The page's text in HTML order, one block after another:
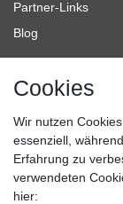
Partner-Links
Blog
SICHER
Cookies
Wir nutzen
essenziell,
Erfahrung zu
verwendeten
hier: